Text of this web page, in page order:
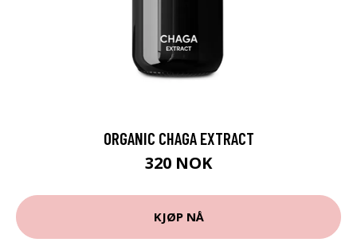
ORGANIC CHAGA EXTRACT
320 NOK
KJØP NÅ